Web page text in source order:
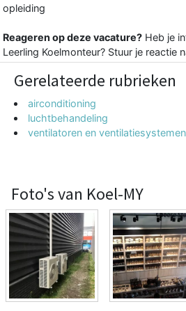
opleiding
Reageren op deze vacature? Heb je
Leerling Koelmonteur? Stuur je reactie
Gerelateerde rubrieken
airconditioning
luchtbehandeling
ventilatoren en ventilatiesystemen
Foto's van Koel-MY